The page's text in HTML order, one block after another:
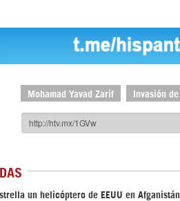
Mohamad Yavad Zarif Invasión
un helicóptero de EEUU en